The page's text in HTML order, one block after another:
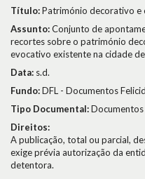
Título:Património decorativo e
Assunto:Conjunto de
recortes sobre o património
evocativo existente na cidade
Data: s.d.
Fundo:DFL - Documentos
Tipo Documental:Documentos
Direitos:
A publicação, total ou parcial,
exige prévia autorização da
detentora.